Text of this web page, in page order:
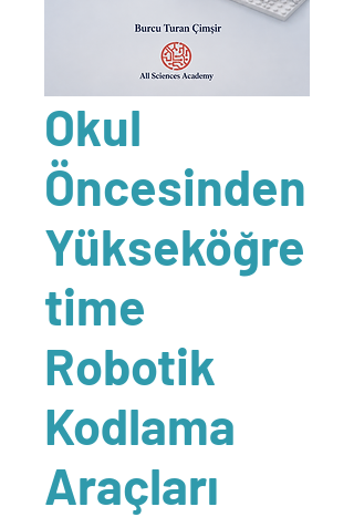
Okul
Öncesinden
Yükseköğre
time
Robotik
Kodlama
Araçları